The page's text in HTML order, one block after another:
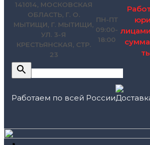
141014, МОСКОВСКАЯ
ОБЛАСТЬ, Г. О.
МЫТИЩИ, Г. МЫТИЩИ,
УЛ. 3-Я
КРЕСТЬЯНСКАЯ, СТР.
23
ПН-ПТ
09:00-
18:00
Работаем по всей России